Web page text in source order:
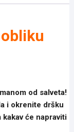
e
od salveta!
i okrenite dršku
će napraviti